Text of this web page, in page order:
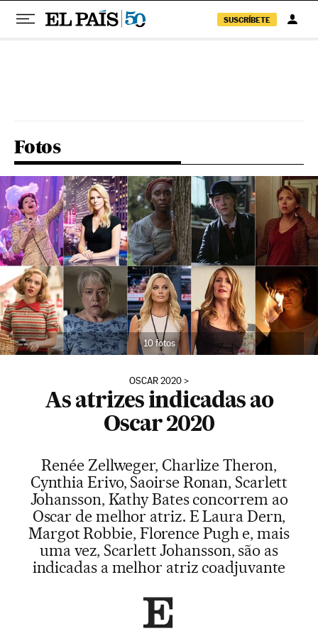
SUSCRÍBETE
Fotos
10 fotos
OSCAR 2020
As atrizes indicadas ao
Oscar 2020
Renée Zellweger, Charlize Theron,
Cynthia Erivo, Saoirse Ronan, Scarlett
Johansson, Kathy Bates concorrem ao
Oscar de melhor atriz. E Laura Dern,
Margot Robbie, Florence Pugh e, mais
uma vez, Scarlett Johansson, são as
indicadas a melhor atriz coadjuvante